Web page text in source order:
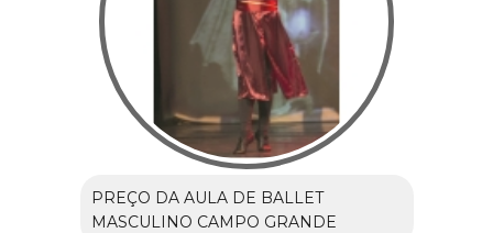
PREÇO DA AULA DE BALLET
MASCULINO CAMPO GRANDE